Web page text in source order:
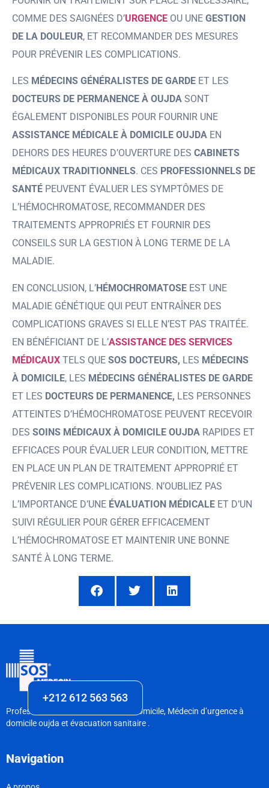
COMME DES SAIGNÉES D’URGENCE OU UNE GESTION
DE LA DOULEUR, ET RECOMMANDER DES MESURES
POUR PRÉVENIR LES COMPLICATIONS.
LES MÉDECINS GÉNÉRALISTES DE GARDE ET LES
DOCTEURS DE PERMANENCE À OUJDA SONT
ÉGALEMENT DISPONIBLES POUR FOURNIR UNE
ASSISTANCE MÉDICALE À DOMICILE OUJDA EN
DEHORS DES HEURES D’OUVERTURE DES CABINETS
MÉDICAUX TRADITIONNELS. CES PROFESSIONNELS DE
SANTÉ PEUVENT ÉVALUER LES SYMPTÔMES DE
L’HÉMOCHROMATOSE, RECOMMANDER DES
TRAITEMENTS APPROPRIÉS ET FOURNIR DES
CONSEILS SUR LA GESTION À LONG TERME DE LA
MALADIE.
EN CONCLUSION, L’HÉMOCHROMATOSE EST UNE
MALADIE GÉNÉTIQUE QUI PEUT ENTRAÎNER DES
COMPLICATIONS GRAVES SI ELLE N’EST PAS TRAITÉE.
EN BÉNÉFICIANT DE L’ASSISTANCE DES SERVICES
MÉDICAUX TELS QUE SOS DOCTEURS, LES MÉDECINS
À DOMICILE, LES MÉDECINS GÉNÉRALISTES DE GARDE
ET LES DOCTEURS DE PERMANENCE, LES PERSONNES
ATTEINTES D’HÉMOCHROMATOSE PEUVENT RECEVOIR
DES SOINS MÉDICAUX À DOMICILE OUJDA RAPIDES ET
EFFICACES POUR ÉVALUER LEUR CONDITION, METTRE
EN PLACE UN PLAN DE TRAITEMENT APPROPRIÉ ET
PRÉVENIR LES COMPLICATIONS. N’OUBLIEZ PAS
L’IMPORTANCE D’UNE ÉVALUATION MÉDICALE ET D’UN
SUIVI RÉGULIER POUR GÉRER EFFICACEMENT
L’HÉMOCHROMATOSE ET MAINTENIR UNE BONNE
SANTÉ À LONG TERME.
Professionnel de la consultation à domicile, Médecin d’urgence à
domicile oujda et évacuation sanitaire .
Navigation
+212 612 563 563